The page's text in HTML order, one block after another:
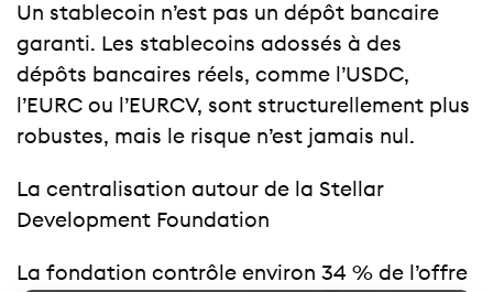
Un stablecoin n’est pas un dépôt bancaire
garanti. Les stablecoins adossés à des
dépôts bancaires réels, comme l’USDC,
l’EURC ou l’EURCV, sont structurellement plus
robustes, mais le risque n’est jamais nul.
La centralisation autour de la Stellar
Development Foundation
La fondation contrôle environ 34 % de l’offre